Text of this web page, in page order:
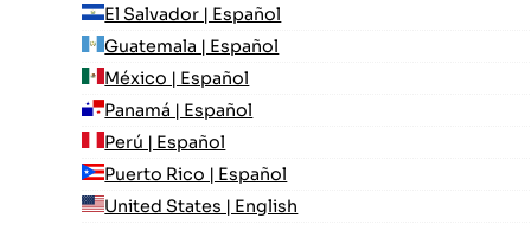
El Salvador | Español
Guatemala | Español
México | Español
Panamá | Español
Perú | Español
Puerto Rico | Español
United States | English